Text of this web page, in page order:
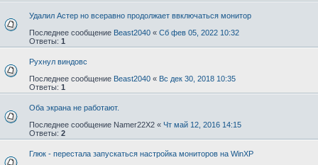
Удалил Астер но всеравно продолжает ввключаться монитор
Последнее сообщение Beast2040 « Сб фев 05, 2022 10:32
Ответы: 1
Рухнул виндовс
Последнее сообщение Beast2040 « Вс дек 30, 2018 10:35
Ответы: 1
Оба экрана не работают.
Последнее сообщение Namer22X2 « Чт май 12, 2016 14:15
Ответы: 2
Глюк - перестала запускаться настройка мониторов на WinXP